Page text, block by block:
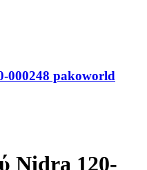
000248 pakoworld
Nidra 120-